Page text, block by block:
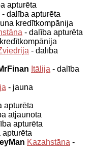
apturēta
- dalība apturēta
kredītkompānija
- dalība apturēta
- dalība
Itālija - dalība
- jauna
apturēta
atjaunota
apturēta
apturēta
Kazahstāna -